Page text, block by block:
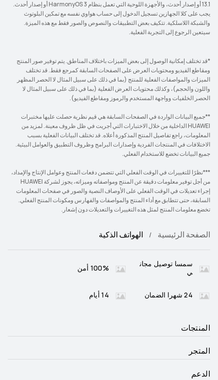
13.1 أو إصدار أحدث، والأجهزة اللوحية التي تعمل بنظام HarmonyOS 3 أو إصدار أحدث.
يجب على كلا الجهازين تسجيل الدخول إلى حساب هواوي نفسه مع تمكين البلوتوث
والشبكة اللاسلكية. تتكيف بعض التطبيقات والنصوص والصور فقط مع هذه الميزة.
سيتعين الرجوع إلى التجربة الفعلية.
*قد تختلف إمكانية الوصول إلى بعض الميزات باختلاف المناطق. يتم توفير صور المنتج
ومقاطع الفيديو ومحتويات العرض على الصفحات السابقة كمرجع فقط. قد تختلف
الميزات والمواصفات الفعلية للمنتج (بما في ذلك على سبيل المثال لا الحصر المظهر
واللون والحجم)، وكذلك محتويات العرض الفعلية (بما في ذلك على سبيل المثال لا
الحصر الخلفيات وواجهة المستخدم والرموز ومقاطع الفيديو).
**جميع البيانات الواردة في الصفحات السابقة هي قيم نظرية حصلت عليها مختبرات
HUAWEI الداخلية من خلال الاختبارات التي أجريت في ظل ظروف معينة. لمزيد من
المعلومات، راجع تفاصيل المنتج المذكورة أعلاه. قد تختلف البيانات الفعلية بسبب
الاختلافات في المنتجات الفردية وإصدارات البرامج وظروف التطبيق والعوامل البيئية.
جميع البيانات تخضع للاستخدام الفعلي.
***نظرًا للتغييرات في الوقت الفعلي التي تتضمن دفعات المنتج وعوامل الإنتاج والإمداد،
من أجل توفير معلومات دقيقة عن المنتج ومواصفاته وميزاته، يجوز لشركة HUAWEI
إجراء تعديلات في الوقت الفعلي على الأوصاف النصية والصور في صفحات المعلومات
السابقة، حتى تتطابق مع أداء المنتج والمواصفات والفهارس ومكونات المنتج الفعلي.
تخضع معلومات المنتج لمثل هذه التغييرات والتعديلات دون إشعار.
الصفحة الرئيسية الهواتف الذكية
سمسا توصيل مجان
ي
100% أمن
24 شهرا الضمان 14 أيام
المنتجات
المتجر
الدعم